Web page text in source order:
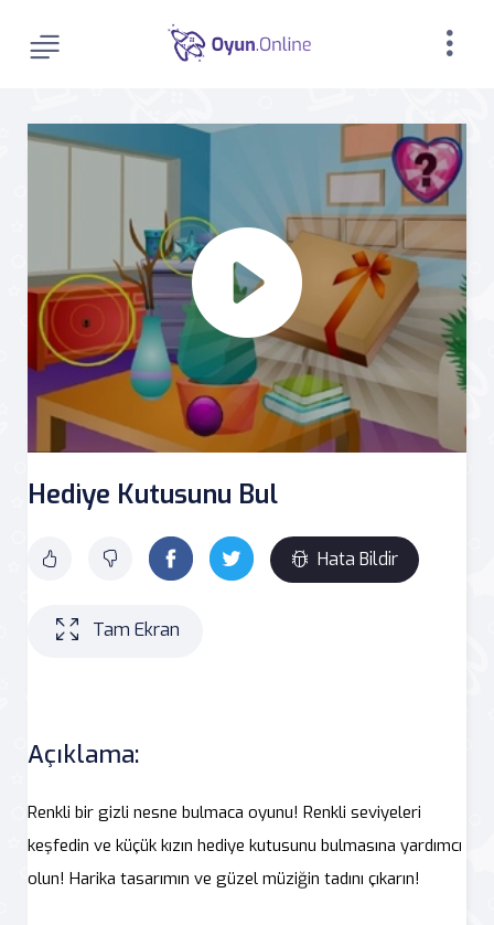
Hediye Kutusunu Bul
Hata Bildir
Tam Ekran
Açıklama:
Renkli bir gizli nesne bulmaca oyunu! Renkli seviyeleri
keşfedin ve küçük kızın hediye kutusunu bulmasına yardımcı
olun! Harika tasarımın ve güzel müziğin tadını çıkarın!